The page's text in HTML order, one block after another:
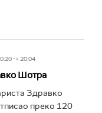
-> 20:04
Шотра
Здравко
преко 120